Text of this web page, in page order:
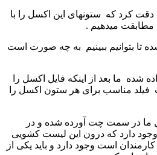
دقت کرد که ستونهای این اکسل را با
مطابقت میدهیم .
تا بتوانیم ببینیم به چه صورت است
شده ما بعد از اینکه فایل اکسل را
فیلد مناسب برای هر ستون اکسل را
ما در سمت چت آورده شده و در
دارد که درون این لیست کشویی
است وجود دارد و باید یکی از